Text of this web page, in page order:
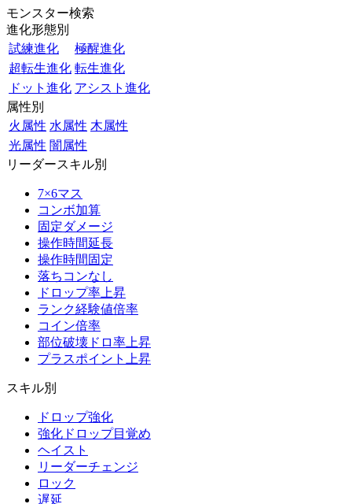
モンスター検索
進化形態別
試練進化
極醒進化
超転生進化 転生進化
ドット進化 アシスト進化
属性別
火属性 水属性 木属性
光属性 闇属性
リーダースキル別
7×6マス
コンボ加算
固定ダメージ
操作時間延長
操作時間固定
落ちコンなし
ドロップ率上昇
ランク経験値倍率
コイン倍率
部位破壊ドロ率上昇
プラスポイント上昇
スキル別
ドロップ強化
強化ドロップ目覚め
ヘイスト
リーダーチェンジ
ロック
遅延